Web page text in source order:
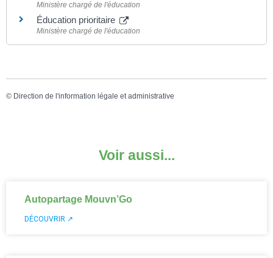
Ministère chargé de l'éducation
Éducation prioritaire
Ministère chargé de l'éducation
© Direction de l'information légale et administrative
Voir aussi...
Autopartage Mouvn’Go
DÉCOUVRIR ↗